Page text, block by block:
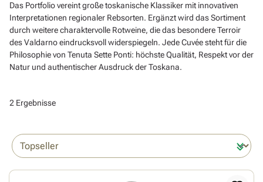
Das Portfolio vereint große toskanische Klassiker mit innovativen
Interpretationen regionaler Rebsorten. Ergänzt wird das Sortiment
durch weitere charaktervolle Rotweine, die das besondere Terroir
des Valdarno eindrucksvoll widerspiegeln. Jede Cuvée steht für die
Philosophie von Tenuta Sette Ponti: höchste Qualität, Respekt vor der
Natur und authentischer Ausdruck der Toskana.
2 Ergebnisse